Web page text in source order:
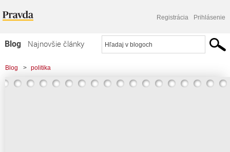
Registrácia Prihlásenie
Blog
Najnovšie články
Najčítanejšie články
Najkomentovanejšie články
Blog > politika